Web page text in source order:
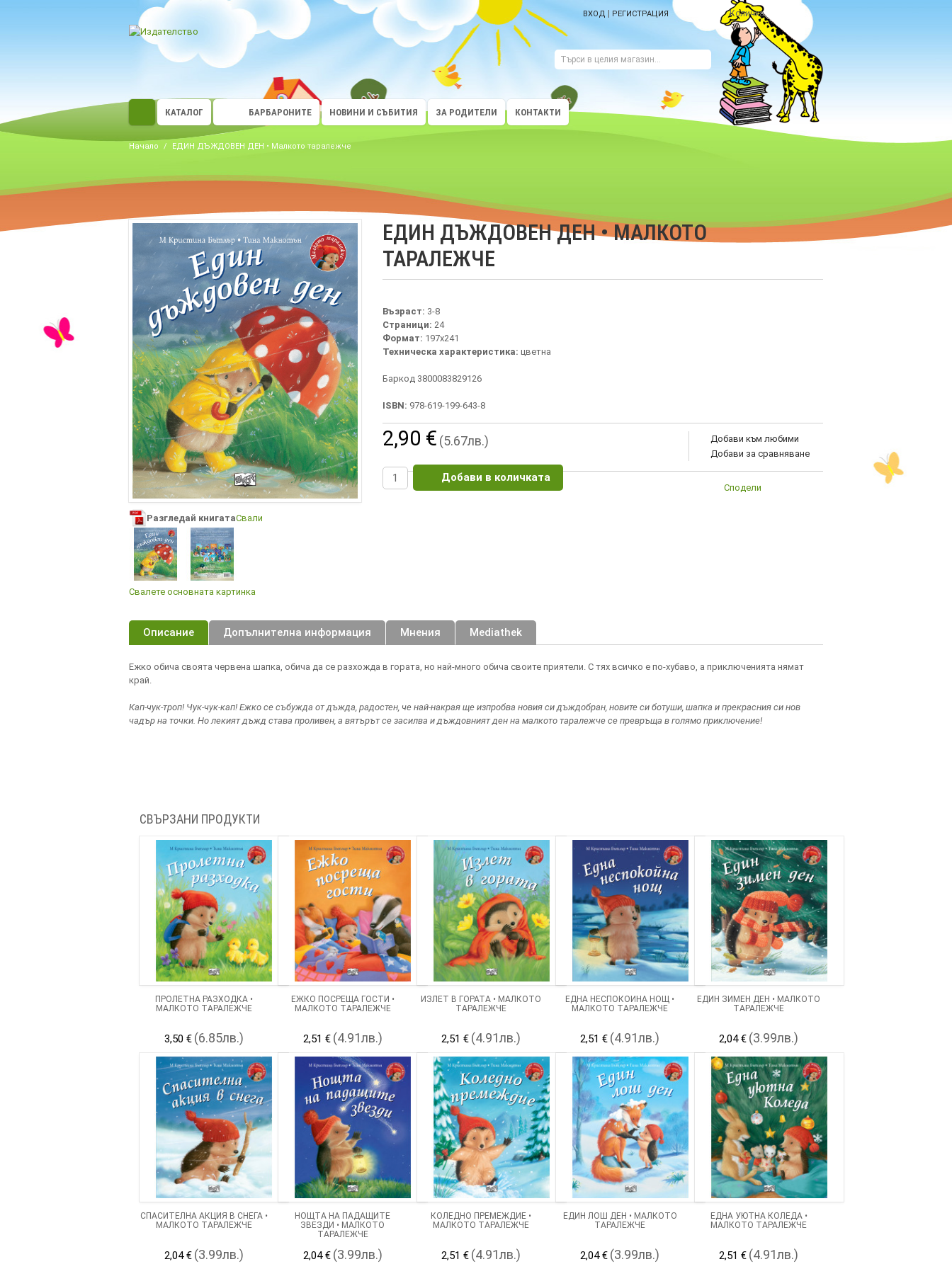
ВХОД | РЕГИСТРАЦИЯ Количка
КАТАЛОГ БАРБАРОНИТЕ НОВИНИ И СЪБИТИЯ ЗА РОДИТЕЛИ КОНТАКТИ
Начало / ЕДИН ДЪЖДОВЕН ДЕН • Малкото таралежче
ЕДИН ДЪЖДОВЕН ДЕН • МАЛКОТО
ТАРАЛЕЖЧЕ
Разгледай книгатаСвали
Свалете основната картинка
Възраст: 3-8
Страници: 24
Формат: 197х241
Техническа характеристика: цветна
Баркод 3800083829126
ISBN: 978-619-199-643-8
Добави към любими
Добави за сравняване
2,90 € (5.67лв.)
Добави в количката
Сподели
Описание Допълнителна информация Мнения Mediathek
Ежко обича своята червена шапка, обича да се разхожда в гората, но най-много обича своите приятели. С тях всичко е по-хубаво, а приключенията нямат
край.
Кап-чук-троп! Чук-чук-кап! Ежко се събужда от дъжда, радостен, че най-накрая ще изпробва новия си дъждобран, новите си ботуши, шапка и прекрасния си нов
чадър на точки. Но лекият дъжд става проливен, а вятърът се засилва и дъждовният ден на малкото таралежче се превръща в голямо приключение!
СВЪРЗАНИ ПРОДУКТИ
ПРОЛЕТНА РАЗХОДКА •
МАЛКОТО ТАРАЛЕЖЧЕ
3,50 € (6.85лв.)
ЕЖКО ПОСРЕЩА ГОСТИ •
МАЛКОТО ТАРАЛЕЖЧЕ
2,51 € (4.91лв.)
ИЗЛЕТ В ГОРАТА • МАЛКОТО
ТАРАЛЕЖЧЕ
2,51 € (4.91лв.)
ЕДНА НЕСПОКОЙНА НОЩ •
МАЛКОТО ТАРАЛЕЖЧЕ
2,51 € (4.91лв.)
ЕДИН ЗИМЕН ДЕН • МАЛКОТО
ТАРАЛЕЖЧЕ
2,04 € (3.99лв.)
СПАСИТЕЛНА АКЦИЯ В СНЕГА •
МАЛКОТО ТАРАЛЕЖЧЕ
2,04 € (3.99лв.)
НОЩТА НА ПАДАЩИТЕ
ЗВЕЗДИ • МАЛКОТО
ТАРАЛЕЖЧЕ
2,04 € (3.99лв.)
КОЛЕДНО ПРЕМЕЖДИЕ •
МАЛКОТО ТАРАЛЕЖЧЕ
2,51 € (4.91лв.)
ЕДИН ЛОШ ДЕН • МАЛКОТО
ТАРАЛЕЖЧЕ
2,04 € (3.99лв.)
ЕДНА УЮТНА КОЛЕДА •
МАЛКОТО ТАРАЛЕЖЧЕ
2,51 € (4.91лв.)